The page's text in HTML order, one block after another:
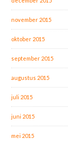
november 2015
oktober 2015
september 2015
augustus 2015
juli 2015
juni 2015
mei 2015